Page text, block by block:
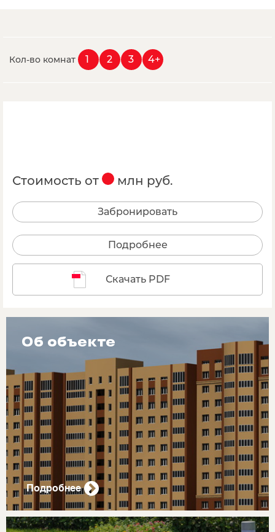
Кол-во комнат 1 2 3 4+
Скачать PDF
Стоимость от млн руб.
Забронировать
Подробнее
Об объекте
Подробнее